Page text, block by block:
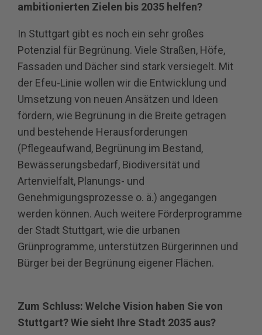
ambitionierten Zielen bis 2035 helfen?
In Stuttgart gibt es noch ein sehr großes
Potenzial für Begrünung. Viele Straßen, Höfe,
Fassaden und Dächer sind stark versiegelt. Mit
der Efeu-Linie wollen wir die Entwicklung und
Umsetzung von neuen Ansätzen und Ideen
fördern, wie Begrünung in die Breite getragen
und bestehende Herausforderungen
(Pflegeaufwand, Begrünung im Bestand,
Bewässerungsbedarf, Biodiversität und
Artenvielfalt, Planungs- und
Genehmigungsprozesse o. ä.) angegangen
werden können. Auch weitere Förderprogramme
der Stadt Stuttgart, wie die urbanen
Grünprogramme, unterstützen Bürgerinnen und
Bürger bei der Begrünung eigener Flächen.
Zum Schluss: Welche Vision haben Sie von
Stuttgart? Wie sieht Ihre Stadt 2035 aus?